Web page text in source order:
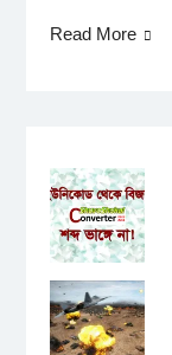
Read More